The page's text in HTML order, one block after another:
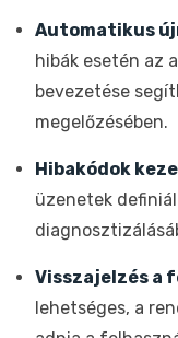
Automatikus
hibák esetén az
bevezetése
megelőzésében.
Hibakódok
üzenetek
Visszajelzés a
lehetséges, a